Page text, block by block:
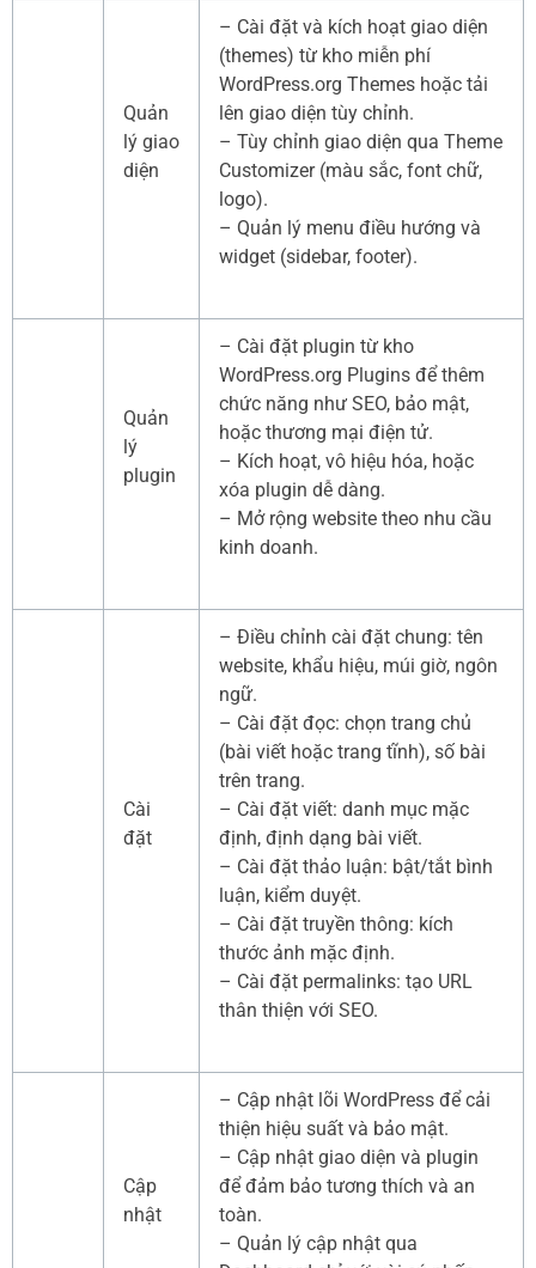
Quản
lý giao
diện
– Cài đặt và kích hoạt giao diện
(themes) từ kho miễn phí
WordPress.org Themes hoặc tải
lên giao diện tùy chỉnh.
– Tùy chỉnh giao diện qua Theme
Customizer (màu sắc, font chữ,
logo).
– Quản lý menu điều hướng và
widget (sidebar, footer).
Quản
lý
plugin
– Cài đặt plugin từ kho
WordPress.org Plugins để thêm
chức năng như SEO, bảo mật,
hoặc thương mại điện tử.
– Kích hoạt, vô hiệu hóa, hoặc
xóa plugin dễ dàng.
– Mở rộng website theo nhu cầu
kinh doanh.
Cài
đặt
– Điều chỉnh cài đặt chung: tên
website, khẩu hiệu, múi giờ, ngôn
ngữ.
– Cài đặt đọc: chọn trang chủ
(bài viết hoặc trang tĩnh), số bài
trên trang.
– Cài đặt viết: danh mục mặc
định, định dạng bài viết.
– Cài đặt thảo luận: bật/tắt bình
luận, kiểm duyệt.
– Cài đặt truyền thông: kích
thước ảnh mặc định.
– Cài đặt permalinks: tạo URL
thân thiện với SEO.
Cập
nhật
– Cập nhật lõi WordPress để cải
thiện hiệu suất và bảo mật.
– Cập nhật giao diện và plugin
để đảm bảo tương thích và an
toàn.
– Quản lý cập nhật qua